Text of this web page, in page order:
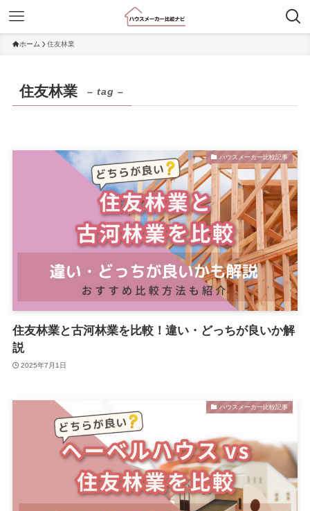
ホーム 住友林業
住友林業 – tag –
ハウスメーカー比較記事
住友林業と古河林業を比較！違い・どっちが良いか解
説
2025年7月1日
ハウスメーカー比較記事